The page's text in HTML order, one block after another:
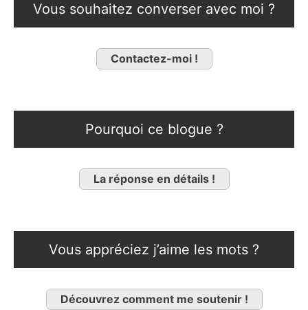
Vous souhaitez converser avec moi ?
Contactez-moi !
Pourquoi ce blogue ?
La réponse en détails !
Vous appréciez j’aime les mots ?
Découvrez comment me soutenir !